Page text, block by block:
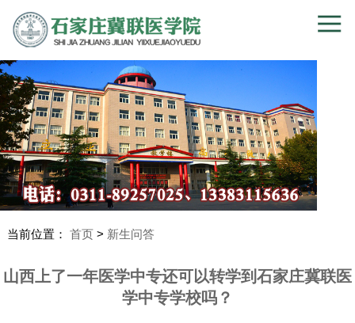
当前位置： 首页> 新生问答
山西上了一年医学中专还可以转学到石家庄冀联医
学中专学校吗？